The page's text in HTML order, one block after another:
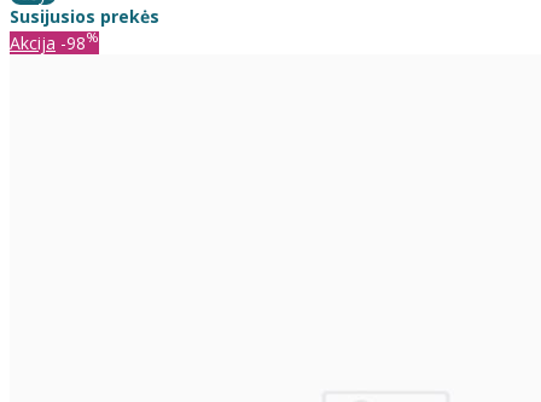
Susijusios prekės
Akcija -98%